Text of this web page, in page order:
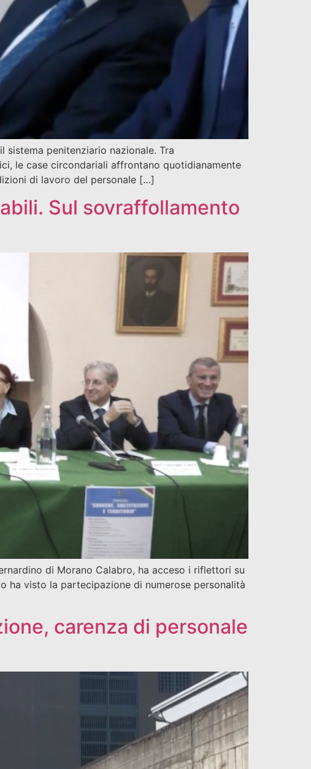
penitenziario nazionale. Tra
le case circondariali affrontano quotidianamente
di lavoro del personale […]
Sul sovraffollamento
di Morano Calabro, ha acceso i riflettori su
ha visto la partecipazione di numerose personalità
carenza di personale